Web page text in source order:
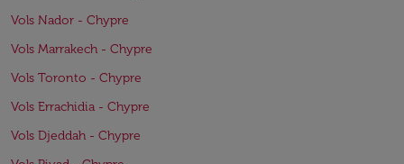
Vols Nador - Chypre
Vols Marrakech - Chypre
Vols Toronto - Chypre
Vols Errachidia - Chypre
Vols Djeddah - Chypre